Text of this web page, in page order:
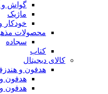
گواش و
ماژیک
خودکار
محصولات
سجاده
کتاب
کالای دیجیتال
هدفون و
هدفون
هدفون و